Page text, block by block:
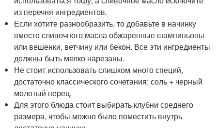
из перечня ингредиентов.
Если хотите разнообразить, то добавьте в начинку
вместо сливочного масла обжаренные шампиньоны
или вешенки, ветчину или бекон. Все эти ингредиенты
должны быть мелко нарезаны.
Не стоит использовать слишком много специй,
достаточно классического сочетания: соль + черный
молотый перец.
Для этого блюда стоит выбирать клубни среднего
размера, чтобы можно было поместить внутрь